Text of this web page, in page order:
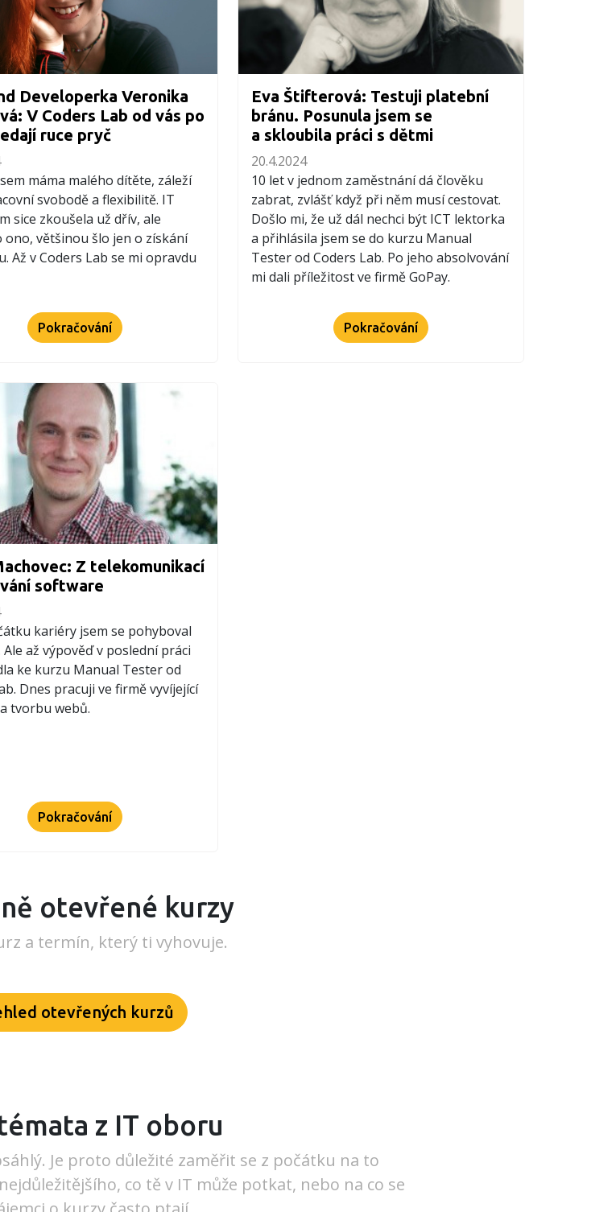
Developerka Veronika
V Coders Lab od vás po
ruce pryč
máma malého dítěte, záleží
svobodě a flexibilitě. IT
sice zkoušela už dřív, ale
ono, většinou šlo jen o získání
Až v Coders Lab se mi opravdu
Pokračování
Eva Štifterová: Testuji platební
bránu. Posunula jsem se
a skloubila práci s dětmi
20.4.2024
10 let v jednom zaměstnání dá člověku
zabrat, zvlášť když při něm musí cestovat.
Došlo mi, že už dál nechci být ICT lektorka
a přihlásila jsem se do kurzu Manual
Tester od Coders Lab. Po jeho absolvování
mi dali příležitost ve firmě GoPay.
Pokračování
Z telekomunikací
software
kariéry jsem se pohyboval
Ale až výpověď v poslední práci
ke kurzu Manual Tester od
Dnes pracuji ve firmě vyvíjející
tvorbu webů.
Pokračování
otevřené kurzy
a termín, který ti vyhovuje.
otevřených kurzů
z IT oboru
Je proto důležité zaměřit se z počátku na to
co tě v IT může potkat, nebo na co se